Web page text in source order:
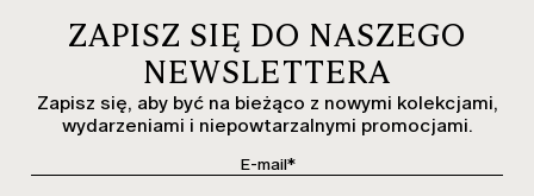
ZAPISZ SIĘ DO NASZEGO
NEWSLETTERA
Zapisz się, aby być na bieżąco z nowymi kolekcjami,
wydarzeniami i niepowtarzalnymi promocjami.